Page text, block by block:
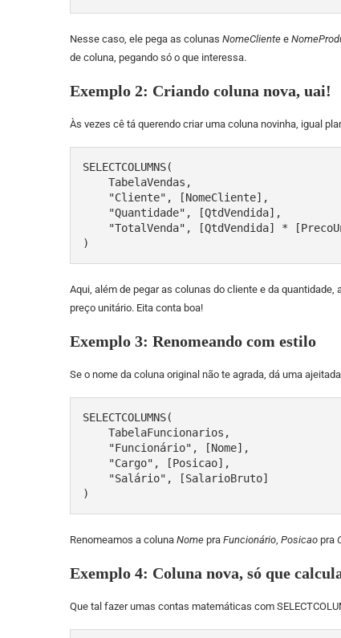
Nesse caso, ele pega as colunas NomeCliente e
de coluna, pegando só o que interessa.
Exemplo 2: Criando coluna nova, uai!
Às vezes cê tá querendo criar uma coluna novinha, igual
SELECTCOLUMNS(
)
Aqui, além de pegar as colunas do cliente e da quantidade,
preço unitário. Eita conta boa!
Exemplo 3: Renomeando com estilo
Se o nome da coluna original não te agrada, dá uma
SELECTCOLUMNS(
)
Renomeamos a coluna Nome pra Funcionário, Posicao pra
Exemplo 4: Coluna nova, só que
Que tal fazer umas contas matemáticas com